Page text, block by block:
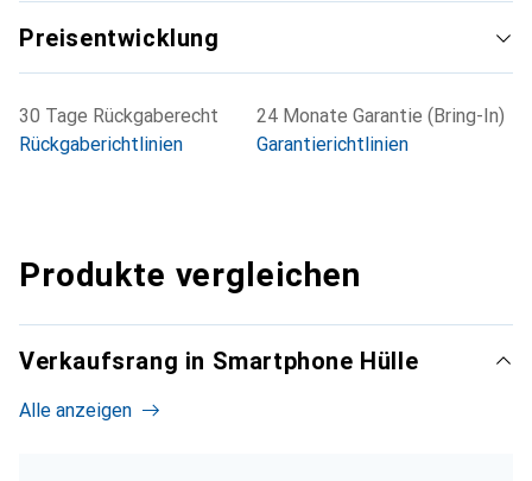
Preisentwicklung
30 Tage Rückgaberecht
Rückgaberichtlinien
24 Monate Garantie (Bring-In)
Garantierichtlinien
Produkte vergleichen
Verkaufsrang in Smartphone Hülle
Alle anzeigen